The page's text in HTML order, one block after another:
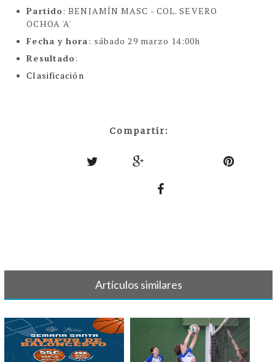
Partido: BENJAMÍN MASC - COL. SEVERO
OCHOA 'A'
Fecha y hora: sábado 29 marzo 14:00h
Resultado:
Clasificación
Compartir:
Artículos similares